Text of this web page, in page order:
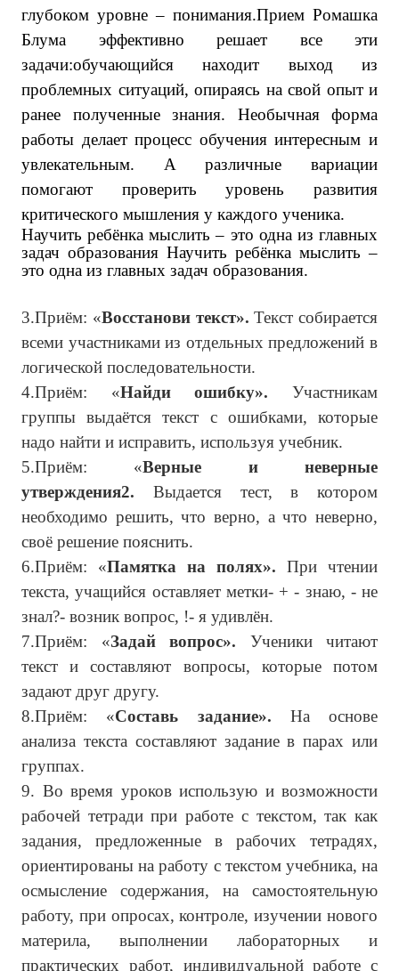
глубоком уровне – понимания.Прием Ромашка
Блума эффективно решает все эти
задачи:обучающийся находит выход из
проблемных ситуаций, опираясь на свой опыт и
ранее полученные знания. Необычная форма
работы делает процесс обучения интересным и
увлекательным. А различные вариации
помогают проверить уровень развития
критического мышления у каждого ученика.
Научить ребёнка мыслить – это одна из главных
задач образования Научить ребёнка мыслить –
это одна из главных задач образования.
3.Приём: «Восстанови текст».Текст собирается
всеми участниками из отдельных предложений в
логической последовательности.
4.Приём: «Найди ошибку».Участникам
группы выдаётся текст с ошибками, которые
надо найти и исправить, используя учебник.
5.Приём: «Верные и неверные
утверждения2. Выдается тест, в котором
необходимо решить, что верно, а что неверно,
своё решение пояснить.
6.Приём: «Памятка на полях». При чтении
текста, учащийся оставляет метки- + - знаю, - не
знал?- возник вопрос, !- я удивлён.
7.Приём: «Задай вопрос». Ученики читают
текст и составляют вопросы, которые потом
задают друг другу.
8.Приём: «Составь задание». На основе
анализа текста составляют задание в парах или
группах.
9. Во время уроков использую и возможности
рабочей тетради при работе с текстом, так как
задания, предложенные в рабочих тетрадях,
ориентированы на работу с текстом учебника, на
осмысление содержания, на самостоятельную
работу, при опросах, контроле, изучении нового
материла, выполнении лабораторных и
практических работ, индивидуальной работе с